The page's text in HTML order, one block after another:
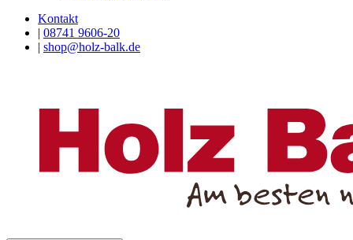
Kontakt
| 08741 9606-20
| shop@holz-balk.de